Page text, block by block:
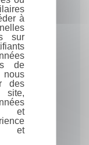
à
sur
de
des
site,
et
et